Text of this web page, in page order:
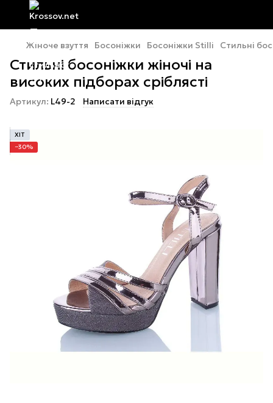
Жіноче взуття Босоніжки Босоніжки Stilli Стильні
Стильні босоніжки жіночі на
високих підборах сріблясті
Артикул: L49-2 Написати відгук
ХІТ
−30%